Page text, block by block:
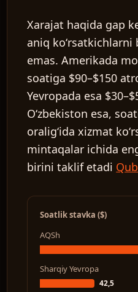
Xarajat haqida gap
aniq
emas. Amerikada
soatiga $90–$150
Yevropada esa
Oʻzbekiston esa,
oraligʻida xizmat
mintaqalar ichida
birini taklif etadi
Soatlik stavka ($)
AQSh
Sharqiy Yevropa
42,5